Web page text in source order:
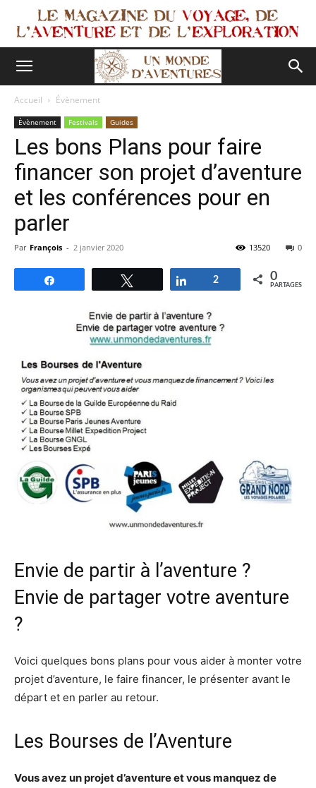
Accueil Évènement
Évènement Festivals Guides
Les bons Plans pour faire
financer son projet d’aventure
et les conférences pour en
parler
Par François - 2 janvier 2020 0
13520
Tweetez Partagez
2 0
PARTAGES
Envie de partir à l’aventure ?
Envie de partager votre aventure
?
Voici quelques bons plans pour vous aider à monter votre
projet d’aventure, le faire financer, le présenter avant le
départ et en parler au retour.
Les Bourses de l’Aventure
Vous avez un projet d’aventure et vous manquez de